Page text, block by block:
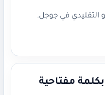
التقليدي في جوجل.
مفتاحية